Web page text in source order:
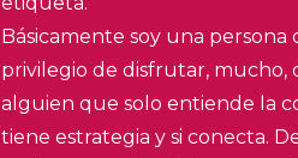
Básicamente soy una persona
privilegio de disfrutar, mucho,
alguien que solo entiende la
tiene estrategia y si conecta.